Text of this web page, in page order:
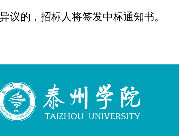
议的，招标人将签发中标通知书。